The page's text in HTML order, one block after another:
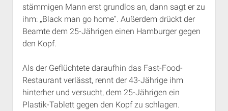
Rechte Termine München
Über a.i.d.a.
RSS-Feeds, Twitter & Facebook
stämmigen Mann erst grundlos an, dann sagt er zu
ihm: „Black man go home“. Außerdem drückt der
Beamte dem 25-Jährigen einen Hamburger gegen
den Kopf.
Als der Geflüchtete daraufhin das Fast-Food-
Restaurant verlässt, rennt der 43-Jährige ihm
hinterher und versucht, dem 25-Jährigen ein
Plastik-Tablett gegen den Kopf zu schlagen.